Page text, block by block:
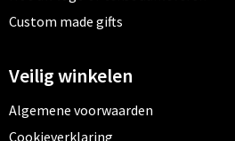
Custom made gifts
Veilig winkelen
Algemene voorwaarden
Cookieverklaring